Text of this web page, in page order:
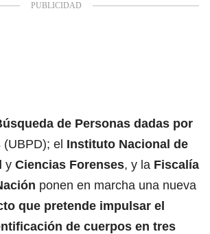
de Personas dadas por
(UBPD); el Instituto Nacional de
y Ciencias Forenses, y la Fiscalía
ponen en marcha una nueva
que pretende impulsar el
de cuerpos en tres